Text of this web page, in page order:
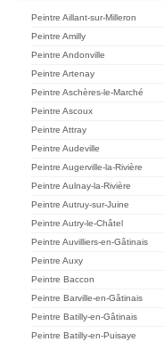
Peintre Aillant-sur-Milleron
Peintre Amilly
Peintre Andonville
Peintre Artenay
Peintre Aschères-le-Marché
Peintre Ascoux
Peintre Attray
Peintre Audeville
Peintre Augerville-la-Rivière
Peintre Aulnay-la-Rivière
Peintre Autruy-sur-Juine
Peintre Autry-le-Châtel
Peintre Auvilliers-en-Gâtinais
Peintre Auxy
Peintre Baccon
Peintre Barville-en-Gâtinais
Peintre Batilly-en-Gâtinais
Peintre Batilly-en-Puisaye